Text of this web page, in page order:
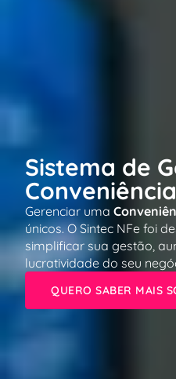
Sistema de
Gerenciar uma
únicos. O Sintec NFe foi
simplificar sua gestão,
lucratividade do seu
QUERO SABER MAIS